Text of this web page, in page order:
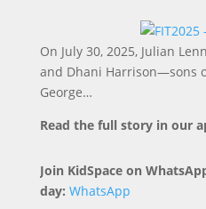
On July 30, 2025, Julian
and Dhani Harrison—sons
George…
Read the full story in our
Join KidSpace on
day: WhatsApp